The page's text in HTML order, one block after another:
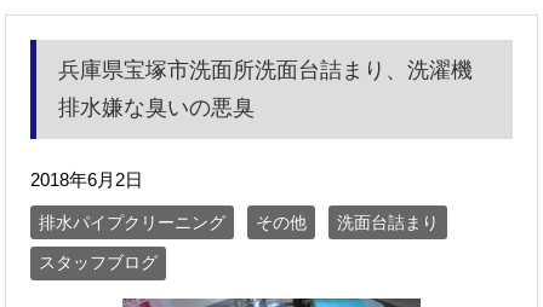
兵庫県宝塚市洗面所洗面台詰まり、洗濯機
排水嫌な臭いの悪臭
2018年6月2日
排水パイプクリーニング その他 洗面台詰まり
スタッフブログ